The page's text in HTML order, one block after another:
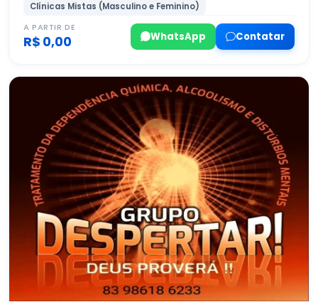
Clínicas Mistas (Masculino e Feminino)
A PARTIR DE
R$ 0,00 WhatsApp Contatar